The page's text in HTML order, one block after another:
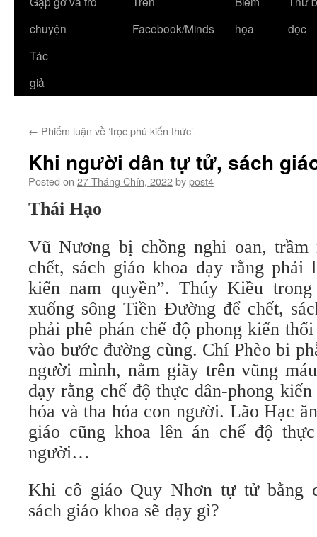
chuyện
Facebook/Minds
họa
đọc
Tác
giả
← Phiếm luận về ‘trọc phú kiến thức’
Khi người dân tự tử, sách
Posted on 27 Tháng Chín, 2022bypost4
Thái Hạo
Vũ Nương bị chồng nghi oan, trầm
chết, sách giáo khoa dạy rằng phải
kiến nam quyền”. Thúy Kiều
xuống sông Tiền Đường để chết,
phải phê phán chế độ phong kiến
vào bước đường cùng. Chí Phèo bi
người mình, nằm giãy trên vũng
dạy rằng chế độ thực dân-phong
hóa và tha hóa con người. Lão Hạc
giáo cũng khoa lên án chế độ
người…
Khi cô giáo Quy Nhơn tự tử bằng
sách giáo khoa sẽ dạy gì?